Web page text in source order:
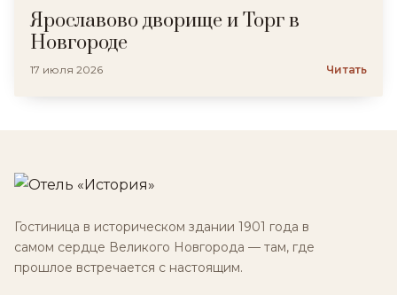
Ярославово дворище и Торг в
Новгороде
17 июля 2026 Читать
Гостиница в историческом здании 1901 года в
самом сердце Великого Новгорода — там, где
прошлое встречается с настоящим.